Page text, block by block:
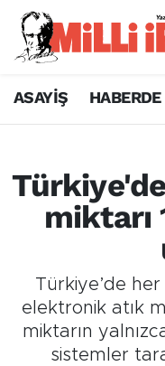
ASAYİŞ
miktarı
Türkiye’de her
elektronik atık
miktarın
sistemler